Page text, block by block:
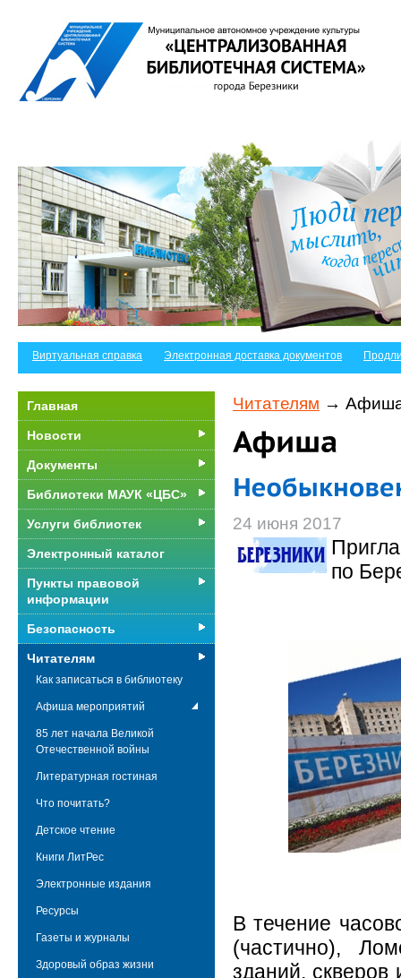
Виртуальная справка Электронная доставка документов
Читателям → Афиша
24 июня 2017
по
В течение
(частично),
зданий,
Главная
Новости
Документы
Библиотеки МАУК «ЦБС»
Услуги библиотек
Электронный каталог
Пункты правовой
информации
Безопасность
Читателям
Как записаться в библиотеку
Афиша мероприятий
85 лет начала Великой
Отечественной войны
Литературная гостиная
Что почитать?
Детское чтение
Книги ЛитРес
Электронные издания
Ресурсы
Газеты и журналы
Здоровый образ жизни